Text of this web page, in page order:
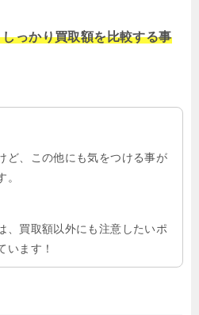
っかり買取額を比較する事
ど、この他にも気をつける事が
。
、買取額以外にも注意したいポ
います！